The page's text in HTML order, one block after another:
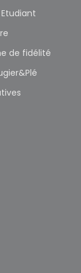
de fidélité